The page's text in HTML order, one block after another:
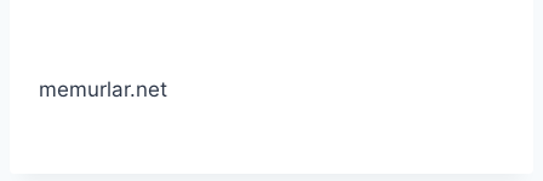
memurlar.net